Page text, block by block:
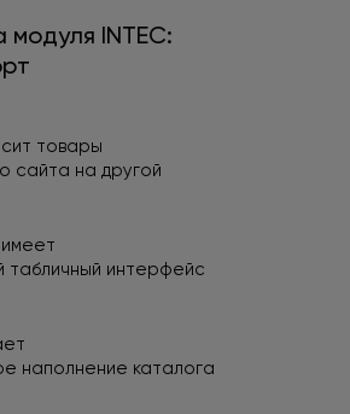
INTEC:
товары
сайта на другой
табличный интерфейс
наполнение каталога